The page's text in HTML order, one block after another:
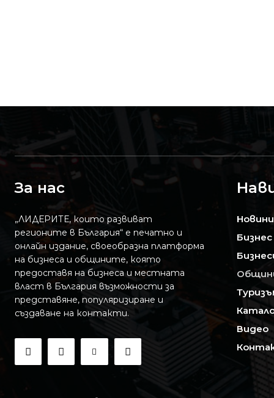
За нас
„ЛИДЕРИТЕ, които развиват
регионите в България“ е печатно и
онлайн издание, своеобразна платформа
на бизнеса и общините, която
предоставя на бизнесa и местната
власт в България възможности за
представяне, популяризиране и
създаване на контакти.
Новини
Видео